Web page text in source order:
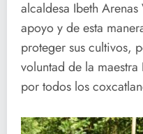
alcaldesa Ibeth
apoyo y de esta
proteger sus cultivos,
voluntad de la
por todos los